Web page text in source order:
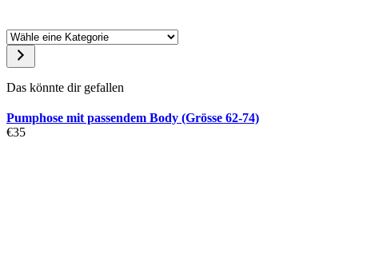
Das könnte dir gefallen
Pumphose mit passendem Body (Grösse 62-74)
€35